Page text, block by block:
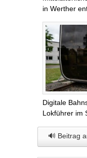
in Werther
Digitale
Lokführer im
🔊 Beitrag